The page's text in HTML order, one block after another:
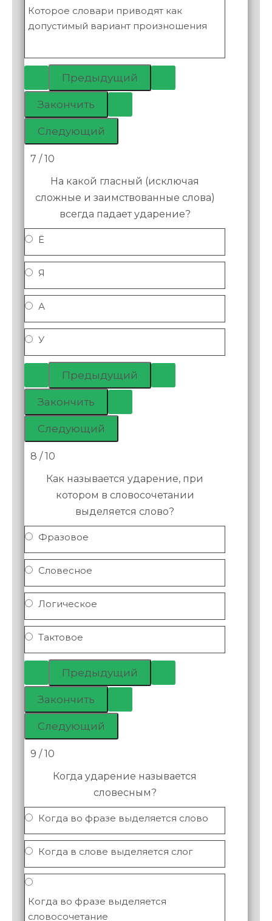
Которое словари приводят как
допустимый вариант произношения
7 / 10
На какой гласный (исключая
сложные и заимствованные слова)
всегда падает ударение?
Ё
Я
А
У
8 / 10
Как называется ударение, при
котором в словосочетании
выделяется слово?
Фразовое
Словесное
Логическое
Тактовое
9 / 10
Когда ударение называется
словесным?
Когда во фразе выделяется слово
Когда в слове выделяется слог
Когда во фразе выделяется
словосочетание